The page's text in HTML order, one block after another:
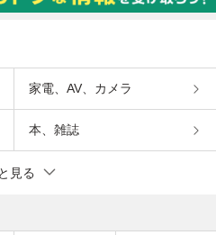
家電、AV、カメラ
本、雑誌
見る